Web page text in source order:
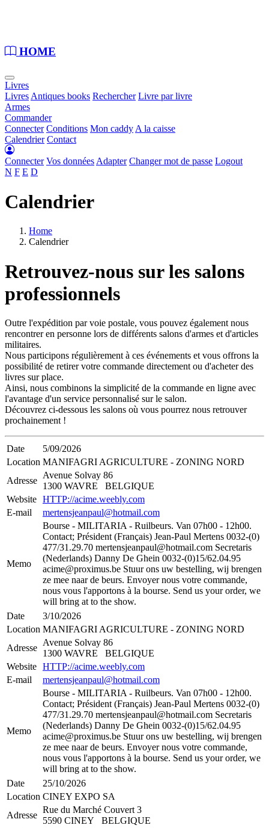
HOME
Livres
LivresAntiques books Rechercher Livre par livre
Armes
Commander
Connecter Conditions Mon caddyA la caisse
Calendrier Contact
Connecter Vos donnéesAdapter Changer mot de passe Logout
N F E D
Calendrier
Home
Calendrier
Retrouvez-nous sur les salons
professionnels
Outre l'expédition par voie postale, vous pouvez également nous
rencontrer en personne lors de différents salons d'armes et d'articles
militaires.
Nous participons régulièrement à ces événements et vous offrons la
possibilité de retirer votre commande directement ou d'acheter des
livres sur place.
Ainsi, nous combinons la simplicité de la commande en ligne avec
l'avantage d'un service personnalisé sur le salon.
Découvrez ci-dessous les salons où vous pourrez nous retrouver
prochainement !
Date
5/09/2026
Location MANIFAGRI AGRICULTURE - ZONING NORD
Adresse
Avenue Solvay 86
1300 WAVRE BELGIQUE
Website HTTP://acime.weebly.com
E-mail
mertensjeanpaul@hotmail.com
Memo
Bourse - MILITARIA - Ruilbeurs. Van 07h00 - 12h00.
Contact; Président (Français) Jean-Paul Mertens 0032-(0)
477/31.29.70 ​mertensjeanpaul@hotmail.com Secretaris
(Nederlands) Danny De Ghein 0032-(0)15/62.04.95
acime@proximus.be Stuur ons uw bestelling, wij brengen
ze mee naar de beurs. Envoyer nous votre commande,
nous vous l'apportons à la bourse. Send us your order, we
will bring at to the show.
Date
3/10/2026
Location MANIFAGRI AGRICULTURE - ZONING NORD
Adresse
Avenue Solvay 86
1300 WAVRE BELGIQUE
Website HTTP://acime.weebly.com
E-mail
mertensjeanpaul@hotmail.com
Memo
Bourse - MILITARIA - Ruilbeurs. Van 07h00 - 12h00.
Contact; Président (Français) Jean-Paul Mertens 0032-(0)
477/31.29.70 ​mertensjeanpaul@hotmail.com Secretaris
(Nederlands) Danny De Ghein 0032-(0)15/62.04.95
acime@proximus.be Stuur ons uw bestelling, wij brengen
ze mee naar de beurs. Envoyer nous votre commande,
nous vous l'apportons à la bourse. Send us your order, we
will bring at to the show.
Date
25/10/2026
Location CINEY EXPO SA
Adresse
Rue du Marché Couvert 3
5590 CINEY BELGIQUE